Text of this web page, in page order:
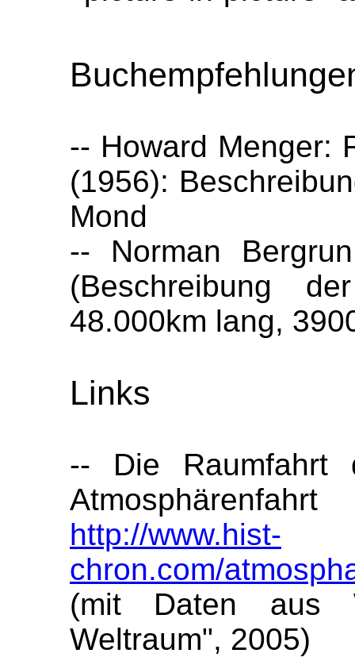
-- Howard Menger:
(1956):
Mond
-- Norman
(Beschreibung
48.000km lang,
Links
-- Die
http://www.hist-
chron.com/
(mit Daten aus
Weltraum", 2005)